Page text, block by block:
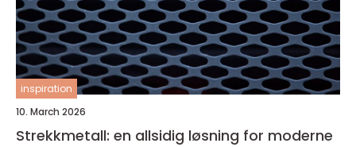
inspiration
10. March 2026
Strekkmetall: en allsidig løsning for moderne